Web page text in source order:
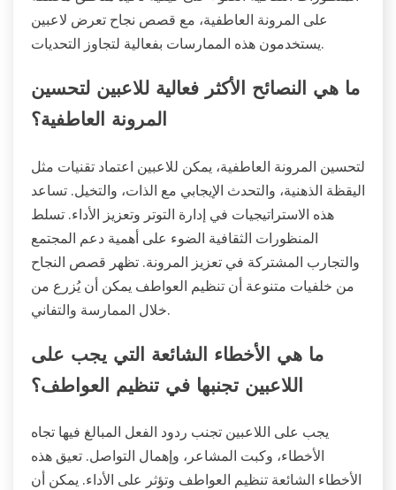
على المرونة العاطفية، مع قصص نجاح تعرض لاعبين
يستخدمون هذه الممارسات بفعالية لتجاوز التحديات.
ما هي النصائح الأكثر فعالية للاعبين لتحسين
المرونة العاطفية؟
لتحسين المرونة العاطفية، يمكن للاعبين اعتماد تقنيات مثل
اليقظة الذهنية، والتحدث الإيجابي مع الذات، والتخيل. تساعد
هذه الاستراتيجيات في إدارة التوتر وتعزيز الأداء. تسلط
المنظورات الثقافية الضوء على أهمية دعم المجتمع
والتجارب المشتركة في تعزيز المرونة. تظهر قصص النجاح
من خلفيات متنوعة أن تنظيم العواطف يمكن أن يُزرع من
خلال الممارسة والتفاني.
ما هي الأخطاء الشائعة التي يجب على
اللاعبين تجنبها في تنظيم العواطف؟
يجب على اللاعبين تجنب ردود الفعل المبالغ فيها تجاه
الأخطاء، وكبت المشاعر، وإهمال التواصل. تعيق هذه
الأخطاء الشائعة تنظيم العواطف وتؤثر على الأداء. يمكن أن